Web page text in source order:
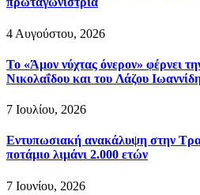
4 Αυγούστου, 2026
Το «Άμον νύχτας όνερον» φέρνει
Νικολαΐδου και του Λάζου
7 Ιουλίου, 2026
Εντυπωσιακή ανακάλυψη στην
ποτάμιο λιμάνι 2.000 ετών
7 Ιουνίου, 2026